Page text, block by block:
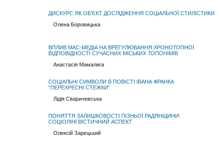
ДИСКУРС ЯК ОБ’ЄКТ ДОСЛІДЖЕННЯ СОЦІАЛЬНОЇ СТИЛІСТИКИ
Олена Боровицька
ВПЛИВ МАС-МЕДІА НА ВРЕГУЛЮВАННЯ ХРОНОТОПНОЇ
ВІДПОВІДНОСТІ СУЧАСНИХ МІСЬКИХ ТОПОНІМІВ
Анастасія Мамалига
СОЦІАЛЬНІ СИМВОЛИ В ПОВІСТІ ІВАНА ФРАНКА
“ПЕРЕХРЕСНІ СТЕЖКИ”
Лідія Сваричевська
ПОНЯТТЯ ЗАЛИШКОВОСТІ ПІЗНЬОЇ РАДЯНЩИНИ:
СОЦІОЛІНГВІСТИЧНИЙ АСПЕКТ
Олексій Зарецький